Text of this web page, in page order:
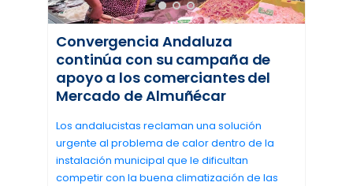
Convergencia Andaluza
continúa con su campaña de
apoyo a los comerciantes del
Mercado de Almuñécar
Los andalucistas reclaman una solución
urgente al problema de calor dentro de la
instalación municipal que le dificultan
competir con la buena climatización de las